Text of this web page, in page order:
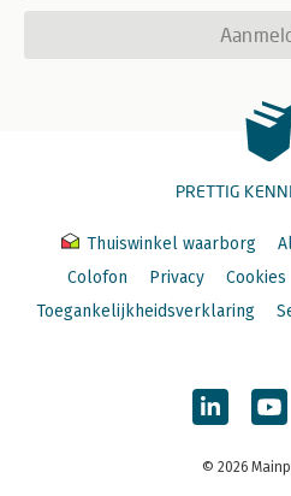
PRETTIG
Thuiswinkel waarborg
Colofon
Privacy Cookies
Toegankelijkheidsverklaring
© 2026